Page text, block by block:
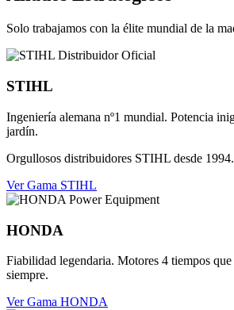
Solo trabajamos con la élite mundial de la
STIHL
Ingeniería alemana nº1 mundial. Potencia
jardín.
Orgullosos distribuidores STIHL desde 1994.
Ver Gama STIHL
HONDA
Fiabilidad legendaria. Motores 4 tiempos
siempre.
Ver Gama HONDA